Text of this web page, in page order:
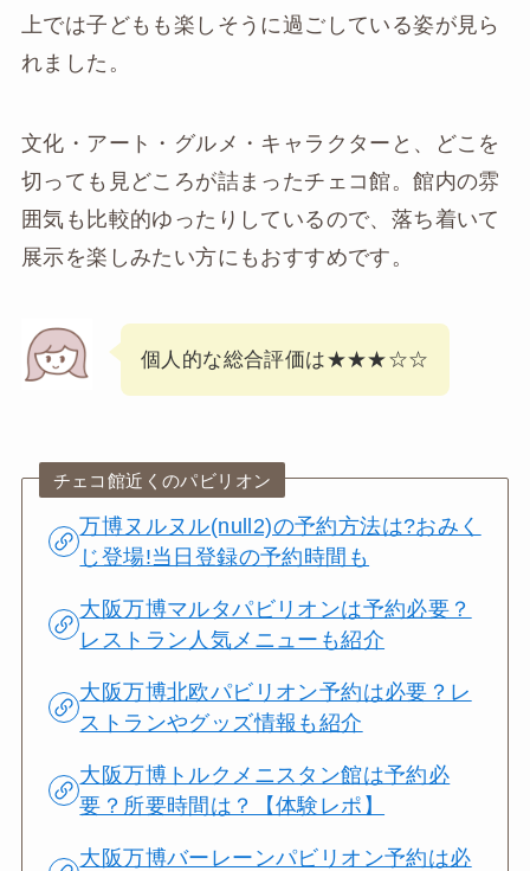
上では子どもも楽しそうに過ごしている姿が見ら
れました。
文化・アート・グルメ・キャラクターと、どこを
切っても見どころが詰まったチェコ館。館内の雰
囲気も比較的ゆったりしているので、落ち着いて
展示を楽しみたい方にもおすすめです。
個人的な総合評価は★★★☆☆
チェコ館近くのパビリオン
万博ヌルヌル(null2)の予約方法は?おみく
じ登場!当日登録の予約時間も
大阪万博マルタパビリオンは予約必要？
レストラン人気メニューも紹介
大阪万博北欧パビリオン予約は必要？レ
ストランやグッズ情報も紹介
大阪万博トルクメニスタン館は予約必
要？所要時間は？【体験レポ】
大阪万博バーレーンパビリオン予約は必